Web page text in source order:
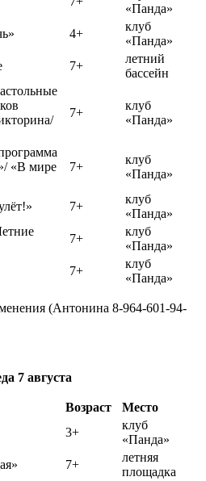
«Панда»
4+
клуб
«Панда»
7+
летний
бассейн
7+
клуб
«Панда»
«В мире
7+
клуб
«Панда»
7+
клуб
«Панда»
7+
клуб
«Панда»
7+
клуб
«Панда»
(Антонина 8-964-601-94-
7 августа
Возраст
Место
3+
клуб
«Панда»
7+
летняя
площадка